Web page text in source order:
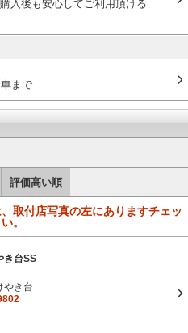
入後も安心してご利用頂ける
まで
評価高い順
取付店写真の左にありますチェッ
。
き台SS
やき台